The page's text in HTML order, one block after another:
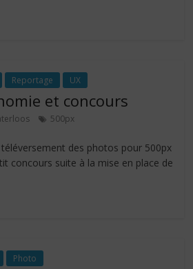
Reportage UX
et concours
500px
des photos pour 500px
concours suite à la mise en place de
Photo